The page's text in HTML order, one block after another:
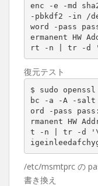
enc -e -md
-pbkdf2 -in /
word -pass
ermanent
rt -n | tr -d
復元テスト
$ sudo
bc -a -A -salt
ord -pass
rmanent HW
t -n | tr -d
/etc/msmtprc の
書き換え